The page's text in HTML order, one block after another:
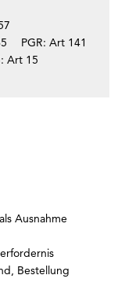
PGR: Art 141
Art 15
Ausnahme
Bestellung